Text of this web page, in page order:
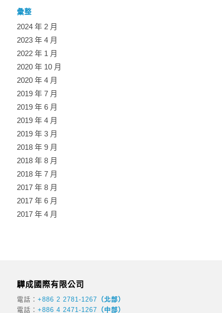
彙整
2024 年 2 月
2023 年 4 月
2022 年 1 月
2020 年 10 月
2020 年 4 月
2019 年 7 月
2019 年 6 月
2019 年 4 月
2019 年 3 月
2018 年 9 月
2018 年 8 月
2018 年 7 月
2017 年 8 月
2017 年 6 月
2017 年 4 月
驊成國際有限公司
電話： +886 2 2781-1267 （北部）
電話： +886 4 2471-1267 （中部）